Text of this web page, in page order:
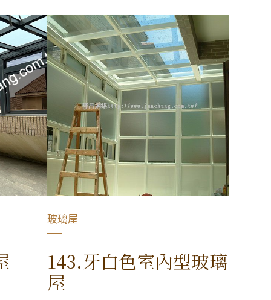
玻璃屋
143.牙白色室內型玻璃
屋